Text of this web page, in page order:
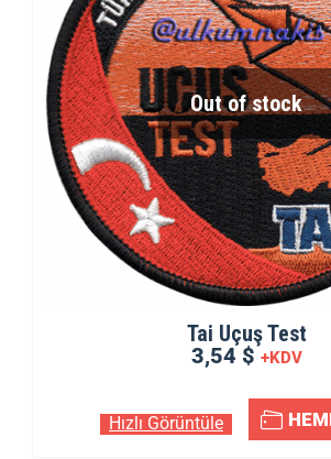
Out of stock
Tai Uçuş Test
3,54 $+KDV
Hızlı Görüntüle